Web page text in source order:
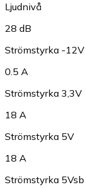
Ljudnivå
28 dB
Strömstyrka -12V
0.5 A
Strömstyrka 3,3V
18 A
Strömstyrka 5V
18 A
Strömstyrka 5Vsb